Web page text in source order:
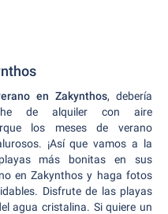
en Zakynthos, debería
de alquiler con aire
los meses de verano
¡Así que vamos a la
más bonitas en sus
en Zakynthos y haga fotos
Disfrute de las playas
agua cristalina. Si quiere un